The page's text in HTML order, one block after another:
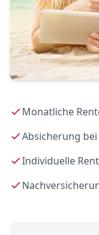
Monatliche
Absicherung
Individuelle